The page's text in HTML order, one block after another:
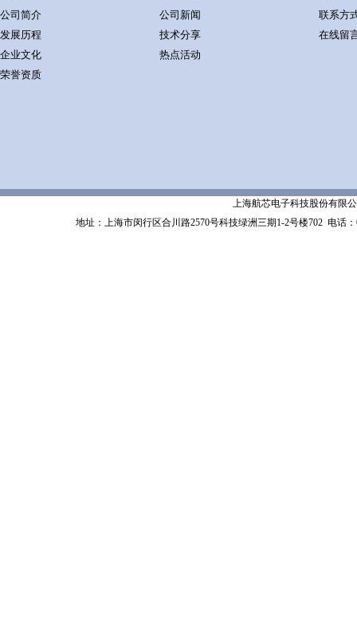
公司简介
发展历程
企业文化
荣誉资质
公司新闻
技术分享
热点活动
联系方
在线留
上海航芯电子科技股份有限公
地址：上海市闵行区合川路2570号科技绿洲三期1-2号楼702 电话